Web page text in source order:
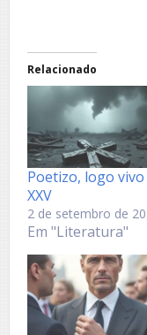
Relacionado
Poetizo, logo vivo
XXV
2 de setembro de
Em "Literatura"